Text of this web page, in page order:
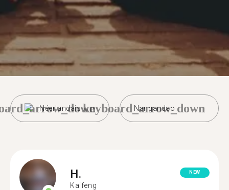
Néerlandais Nangandao
keyboard_arrow_down
H.
Kaifeng
NEW